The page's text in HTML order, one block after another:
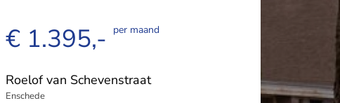
€ 1.395,- per maand
Roelof van Schevenstraat
Enschede